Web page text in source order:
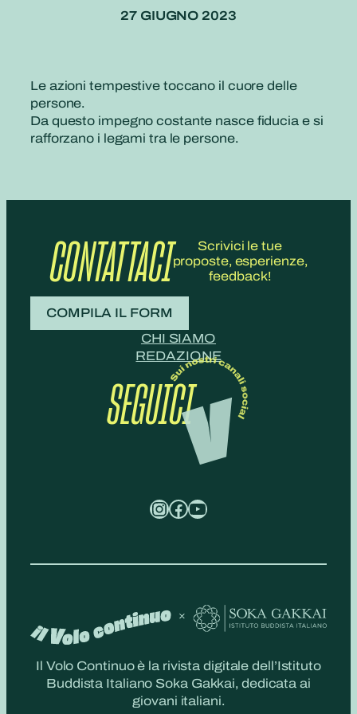
27 GIUGNO 2023
Le azioni tempestive toccano il cuore delle
persone.
Da questo impegno costante nasce fiducia e si
rafforzano i legami tra le persone.
CONTATTACI
Scrivici le tue
proposte, esperienze,
feedback!
COMPILA IL FORM
CHI SIAMO
REDAZIONE
SEGUICI
InstagramFacebook YouTube
Il Volo Continuo è la rivista digitale dell’Istituto
Buddista Italiano Soka Gakkai, dedicata ai
giovani italiani.